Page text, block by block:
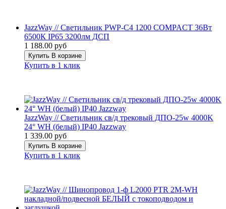
JazzWay // Светильник PWP-С4 1200 COMPACT 36Вт
6500К IP65 3200лм ДСП
1 188.00 руб
Купить В корзине
Купить в 1 клик
JazzWay // Светильник св/д трековый ДПО-25w 4000K
24° WH (белый) IP40 Jazzway
1 339.00 руб
Купить В корзине
Купить в 1 клик